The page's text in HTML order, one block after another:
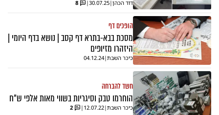
דוד הכהן|
30.07.25
|
8
הופכים דף
מסכת בבא-בתרא דף קסב | נושא בדף היומי |
היזהרו מזיופים
כיכר השבת|
04.12.24
חשד להברחה
הוחרמו טבק וסיגריות בשווי מאות אלפי ש"ח
כיכר השבת|
12.07.22
|
2